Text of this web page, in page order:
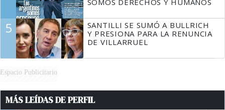
5
SANTILLI SE SUMÓ A BULLRICH
Y PRESIONA PARA LA RENUNCIA
DE VILLARRUEL
Espacio Publicitario
MÁS LEÍDAS DE PERFIL